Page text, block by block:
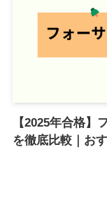
【2025年合格】
を徹底比較｜お